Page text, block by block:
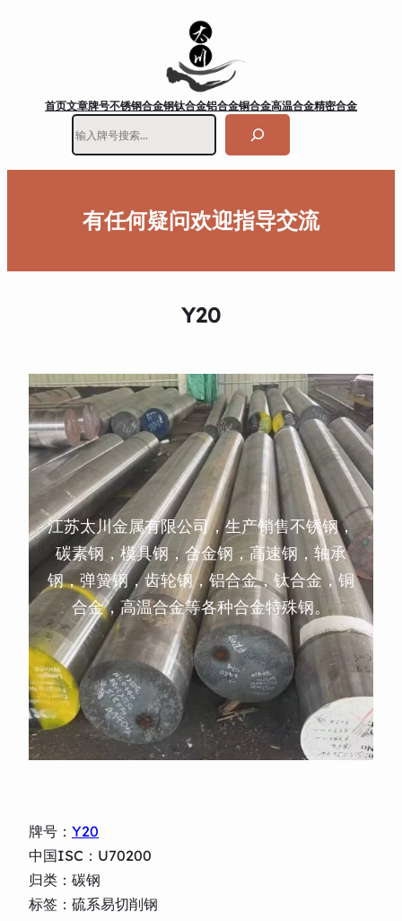
首页文章牌号不锈钢合金钢钛合金铝合金铜合金高温合金精密合金
有任何疑问欢迎指导交流
Y20
江苏太川金属有限公司，生产销售不锈钢，
碳素钢，模具钢，合金钢，高速钢，轴承
钢，弹簧钢，齿轮钢，铝合金，钛合金，铜
合金，高温合金等各种合金特殊钢。
牌号： Y20
中国ISC：U70200
归类：碳钢
标签：硫系易切削钢